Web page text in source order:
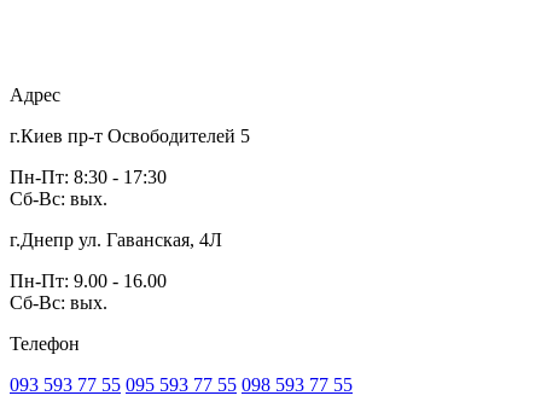
Адрес
г.Киев пр-т Освободителей 5
Пн-Пт: 8:30 - 17:30
Сб-Вс: вых.
г.Днепр ул. Гаванская, 4Л
Пн-Пт: 9.00 - 16.00
Сб-Вс: вых.
Телефон
093 593 77 55 095 593 77 55 098 593 77 55